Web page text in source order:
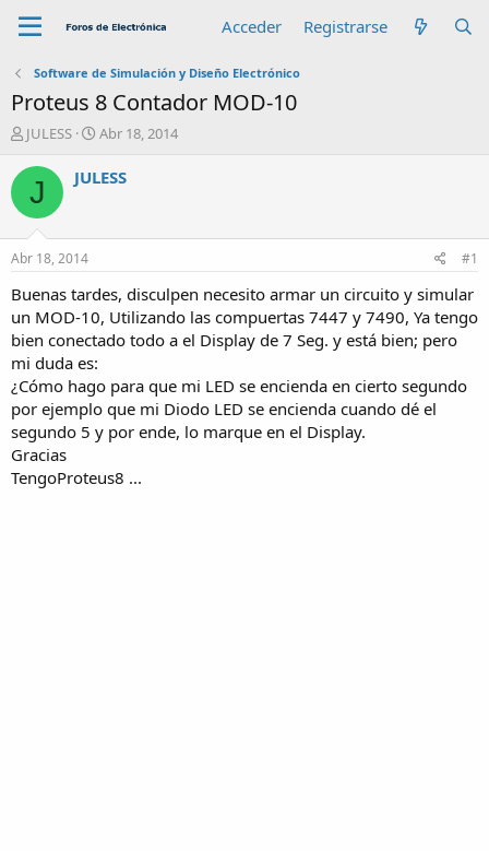
Acceder Registrarse
Software de Simulación y Diseño Electrónico
Proteus 8 Contador MOD-10
A
t
r
JULESS
F
c
n
c
i
Abr 18, 2014
J JULESS
Abr 18, 2014 #1
Buenas tardes, disculpen necesito armar un circuito y simular
un MOD-10, Utilizando las compuertas 7447 y 7490, Ya tengo
bien conectado todo a el Display de 7 Seg. y está bien; pero
mi duda es:
¿Cómo hago para que mi LED se encienda en cierto segundo
por ejemplo que mi Diodo LED se encienda cuando dé el
segundo 5 y por ende, lo marque en el Display.
Gracias
TengoProteus8 ...